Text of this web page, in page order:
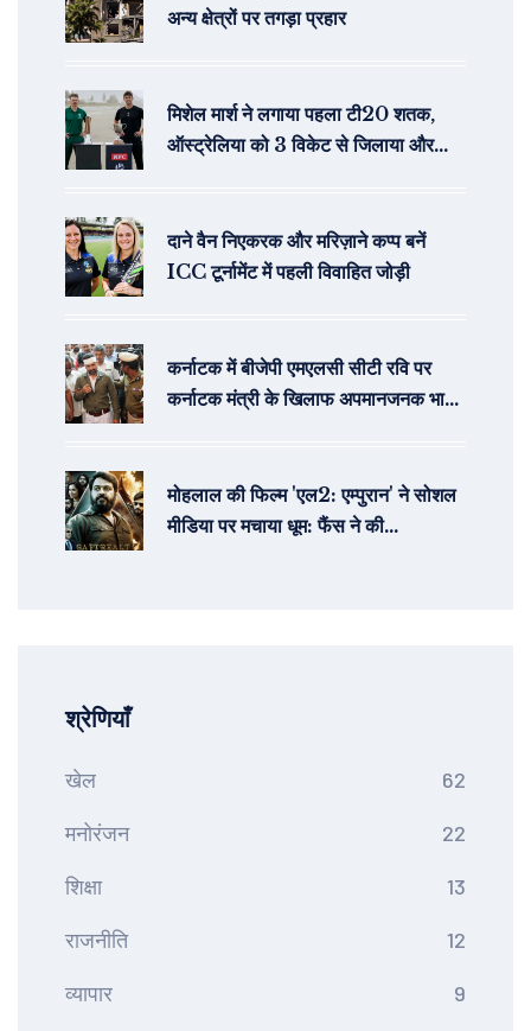
अन्य क्षेत्रों पर तगड़ा प्रहार
मिशेल मार्श ने लगाया पहला टी20 शतक,
ऑस्ट्रेलिया को 3 विकेट से जिलाया और
दाने वैन निएकरक और मरिज़ाने कप्प बनें
ICC टूर्नामेंट में पहली विवाहित जोड़ी
कर्नाटक में बीजेपी एमएलसी सीटी रवि पर
कर्नाटक मंत्री के खिलाफ अपमानजनक भाषा
मोहलाल की फिल्म 'एल2: एम्पुरान' ने सोशल
मीडिया पर मचाया धूम: फैंस ने की
श्रेणियाँ
खेल 62
मनोरंजन 22
शिक्षा 13
राजनीति 12
व्यापार 9